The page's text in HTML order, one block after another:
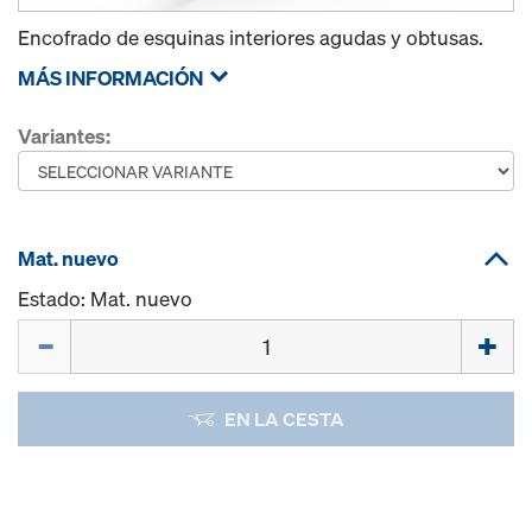
Encofrado de esquinas interiores agudas y obtusas.
MÁS INFORMACIÓN
Variantes:
Mat. nuevo
Estado: Mat. nuevo
EN LA CESTA